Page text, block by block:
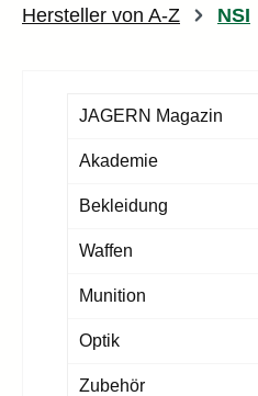
Hersteller von A-Z
NSI
JAGERN Magazin
Akademie
Bekleidung
Waffen
Munition
Optik
Zubehör